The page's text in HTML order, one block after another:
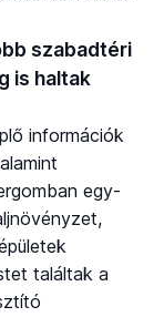
szabadtéri
is haltak
információk
egy-
találtak a